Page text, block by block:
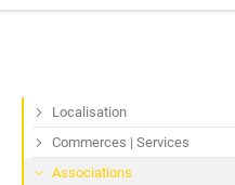
Localisation
Commerces | Services
Associations